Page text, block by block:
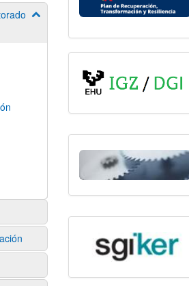
Mostrar/ocultar subpáginas